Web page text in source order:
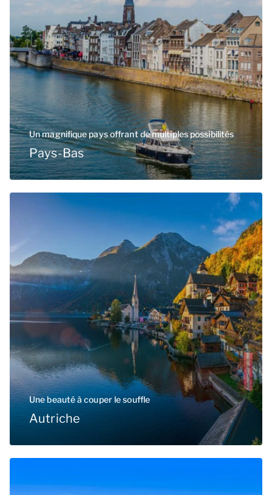
Un magnifique pays offrant de multiples possibilités
Pays-Bas
Une beauté à couper le souffle
Autriche